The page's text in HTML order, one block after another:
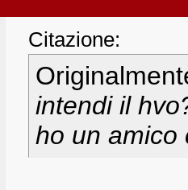
Citazione:
intendi il
ho un amico